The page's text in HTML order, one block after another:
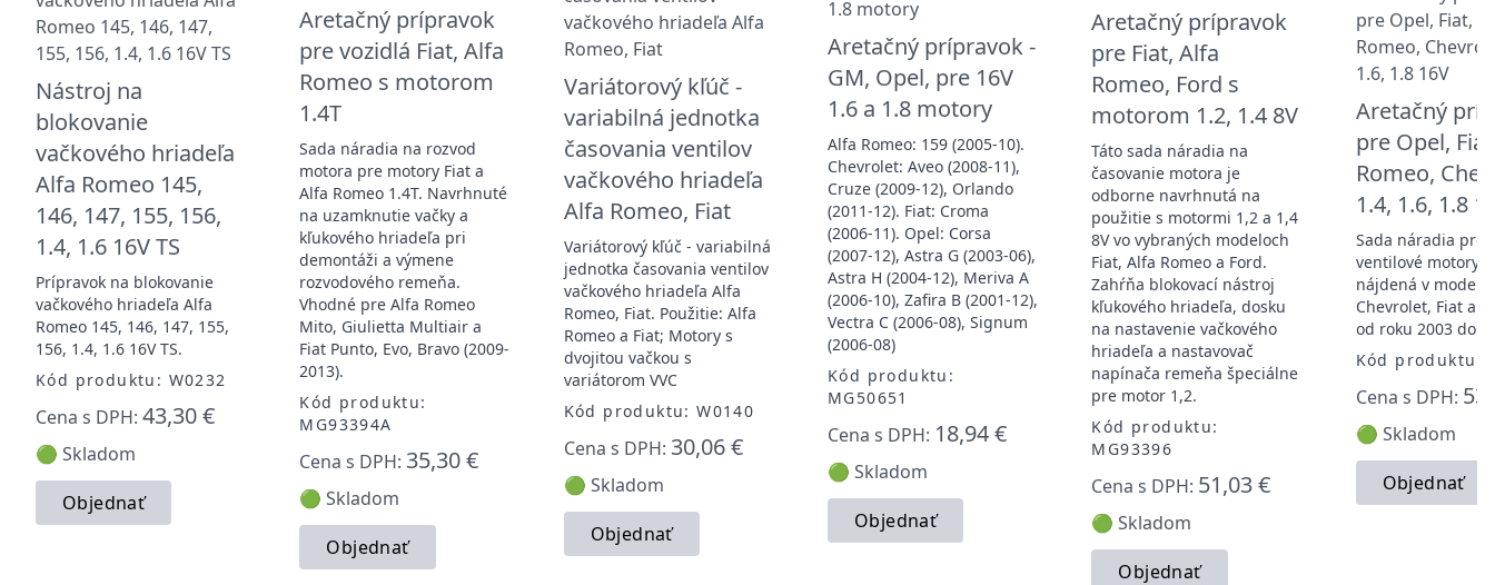
Nástroj na
blokovanie
vačkového hriadeľa
Alfa Romeo 145,
146, 147, 155, 156,
1.4, 1.6 16V TS
Prípravok na blokovanie
vačkového hriadeľa Alfa
Romeo 145, 146, 147, 155,
156, 1.4, 1.6 16V TS.
Kód produktu: W0232
Cena s DPH: 43,30 €
🟢 Skladom
Objednať
Aretačný prípravok
pre vozidlá Fiat, Alfa
Romeo s motorom
1.4T
Sada náradia na rozvod
motora pre motory Fiat a
Alfa Romeo 1.4T. Navrhnuté
na uzamknutie vačky a
kľukového hriadeľa pri
demontáži a výmene
rozvodového remeňa.
Vhodné pre Alfa Romeo
Mito, Giulietta Multiair a
Fiat Punto, Evo, Bravo (2009-
2013).
Kód produktu:
MG93394A
Cena s DPH: 35,30 €
🟢 Skladom
Objednať
Variátorový kľúč -
variabilná jednotka
časovania ventilov
vačkového hriadeľa
Alfa Romeo, Fiat
Variátorový kľúč - variabilná
jednotka časovania ventilov
vačkového hriadeľa Alfa
Romeo, Fiat. Použitie: Alfa
Romeo a Fiat; Motory s
dvojitou vačkou s
variátorom VVC
Kód produktu: W0140
Cena s DPH: 30,06 €
🟢 Skladom
Objednať
Aretačný prípravok -
GM, Opel, pre 16V
1.6 a 1.8 motory
Alfa Romeo: 159 (2005-10).
Chevrolet: Aveo (2008-11),
Cruze (2009-12), Orlando
(2011-12). Fiat: Croma
(2006-11). Opel: Corsa
(2007-12), Astra G (2003-06),
Astra H (2004-12), Meriva A
(2006-10), Zafira B (2001-12),
Vectra C (2006-08), Signum
(2006-08)
Kód produktu:
MG50651
Cena s DPH: 18,94 €
🟢 Skladom
Objednať
Aretačný prípravok
pre Fiat, Alfa
Romeo, Ford s
motorom 1.2, 1.4 8V
Táto sada náradia na
časovanie motora je
odborne navrhnutá na
použitie s motormi 1,2 a 1,4
8V vo vybraných modeloch
Fiat, Alfa Romeo a Ford.
Zahŕňa blokovací nástroj
kľukového hriadeľa, dosku
na nastavenie vačkového
hriadeľa a nastavovač
napínača remeňa špeciálne
pre motor 1,2.
Kód produktu:
MG93396
Cena s DPH: 51,03 €
🟢 Skladom
Objednať
Aretačný
pre Opel,
Romeo,
1.4, 1.6, 1.8
Sada náradia pre
ventilové motory
nájdená v
Chevrolet, Fiat a
od roku 2003 do
Kód produktu:
Cena s DPH:
🟢 Skladom
Objednať